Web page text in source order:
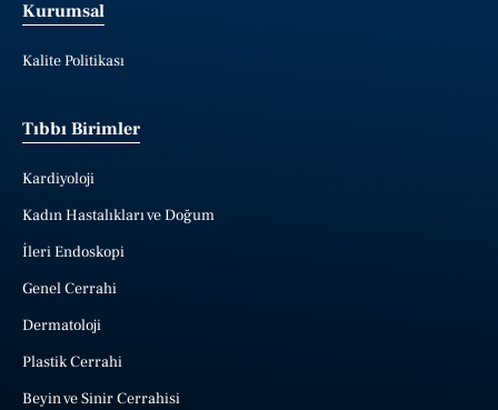
Kurumsal
Kalite Politikası
Tıbbı Birimler
Kardiyoloji
Kadın Hastalıkları ve Doğum
İleri Endoskopi
Genel Cerrahi
Dermatoloji
Plastik Cerrahi
Beyin ve Sinir Cerrahisi